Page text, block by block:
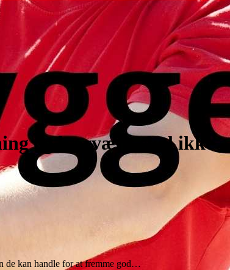
og hærværk skal ikke
de kan handle for at fremme god…